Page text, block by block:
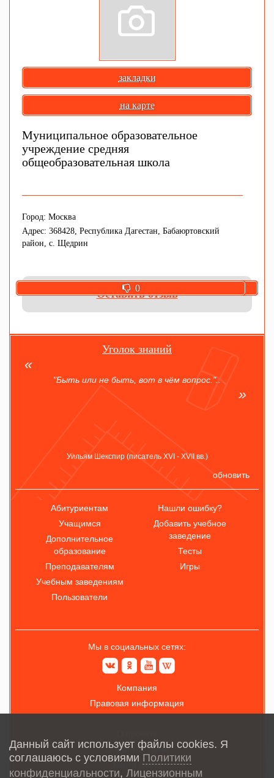
закладки
на карте
Муниципальное образовательное
учреждение средняя
общеобразовательная школа
Город: Москва
Адрес: 368428, Республика Дагестан, Бабаюртовский
район, с. Щедрин
Оставить отзыв
0
Уголок знаний
"Быть или не быть, вот в чём вопрос."..
Уильям Шекспир (писатель XVI - XVII вв.)
обновить
Абитуриентам
Учащимся
Дополнительное
образование
Преподавателям
Учебным заведениям
Пользователи
Нашли ошибку?
Добавить учебное
заведение
Тесты
Игры
Мы в социальных сетях:
Компания
Правовая информация
Обратная связь
Карта сайта
Данный сайт использует файлы cookies. Я
соглашаюсь с условиями Политики
конфиденциальности, Лицензионным